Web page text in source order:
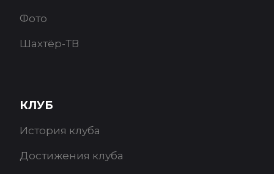
Фото
Шахтёр-ТВ
КЛУБ
История клуба
Достижения клуба